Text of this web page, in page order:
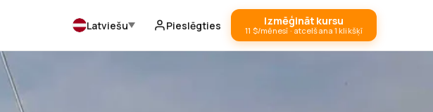
Latviešu Pieslēgties Izmēģināt kursu
11 $/mēnesī · atcelšana 1 klikšķī